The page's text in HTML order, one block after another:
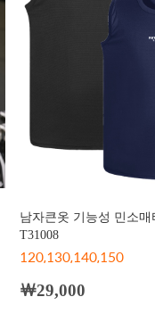
남자큰옷 기능성 민소
T31008
120,130,140,150
￦29,000